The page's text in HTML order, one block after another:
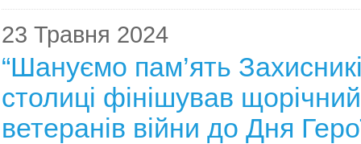
23 Травня 2024
“Шануємо пам’ять
столиці фінішував
ветеранів війни до Дня